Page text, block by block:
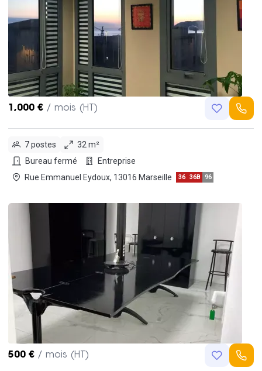
1,000 € / mois (HT)
7 postes
32 m²
Bureau fermé
Entreprise
Rue Emmanuel Eydoux, 13016 Marseille
36 36B 96
500 € / mois (HT)